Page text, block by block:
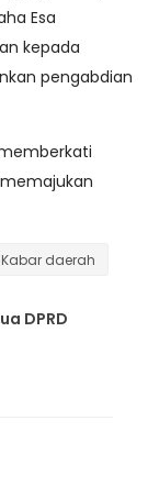
Esa
kepada
pengabdian
Kabar daerah
DPRD